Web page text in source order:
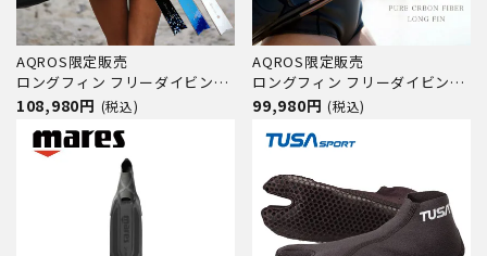
AQROS限定販売
ロングフィン フリーダイビング
SIRENIANA シレニアナ フルフッ
108,980円 (税込)
AQROS限定販売
ロングフィン フリーダイビング
SIRENIANA シレニアナ フルフッ
99,980円 (税込)